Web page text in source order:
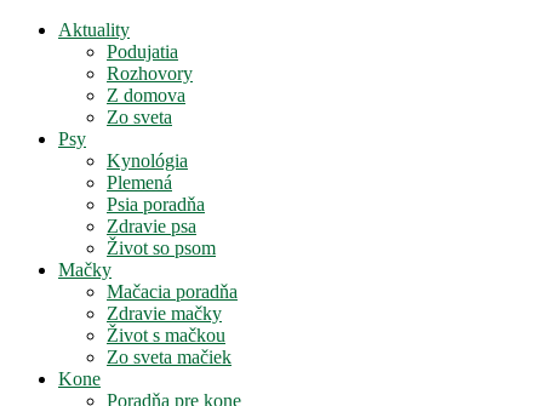
Aktuality
Podujatia
Rozhovory
Z domova
Zo sveta
Psy
Kynológia
Plemená
Psia poradňa
Zdravie psa
Život so psom
Mačky
Mačacia poradňa
Zdravie mačky
Život s mačkou
Zo sveta mačiek
Kone
Poradňa pre kone